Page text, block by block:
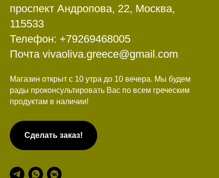
проспект Андропова, 22, Москва,
115533
Телефон: +79269468005
Почта vivaoliva.greece@gmail.com
Магазин открыт с 10 утра до 10 вечера. Мы будем
рады проконсультировать Вас по всем греческим
продуктам в наличии!
Сделать заказ!